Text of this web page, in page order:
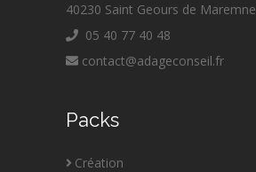
40230 Saint Geours de Maremne
05 40 77 40 48
contact@adageconseil.fr
Packs
Création